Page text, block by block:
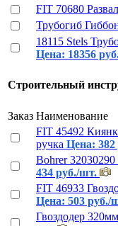
FIT 70680
Трубогиб
18115 Stels
Цена: 18356
Строительный
Заказ Наименование
FIT 45492
ручка Цена:
Bohrer
434 руб./шт.
FIT 46933
Цена: 503 руб./
Гвоздодер